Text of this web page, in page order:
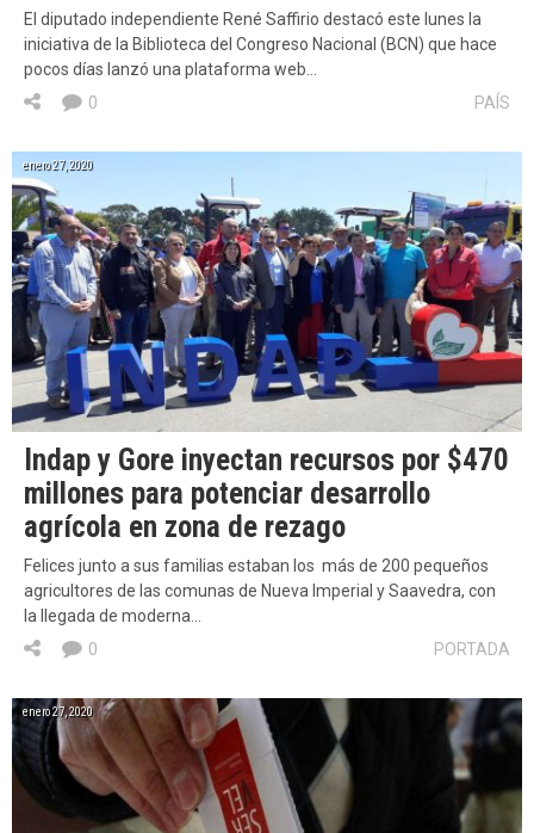
El diputado independiente René Saffirio destacó este lunes la
iniciativa de la Biblioteca del Congreso Nacional (BCN) que hace
pocos días lanzó una plataforma web…
PAÍS
0
enero 27, 2020
Indap y Gore inyectan recursos por $470
millones para potenciar desarrollo
agrícola en zona de rezago
Felices junto a sus familias estaban los más de 200 pequeños
agricultores de las comunas de Nueva Imperial y Saavedra, con
la llegada de moderna…
PORTADA
0
enero 27, 2020